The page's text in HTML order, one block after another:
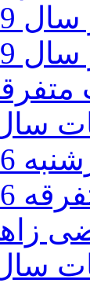
89
89
سال
96
96
سال